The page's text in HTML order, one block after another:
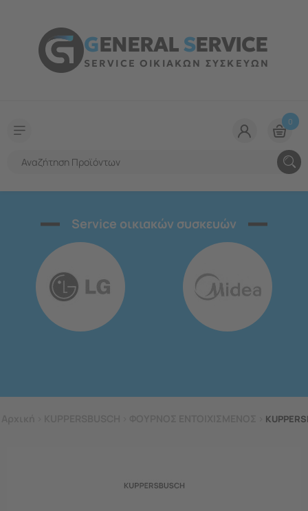
GENERALSERVICE
SERVICE ΟΙΚΙΑΚΩΝ ΣΥΣΚΕΥΩΝ
0
Service οικιακών συσκευών